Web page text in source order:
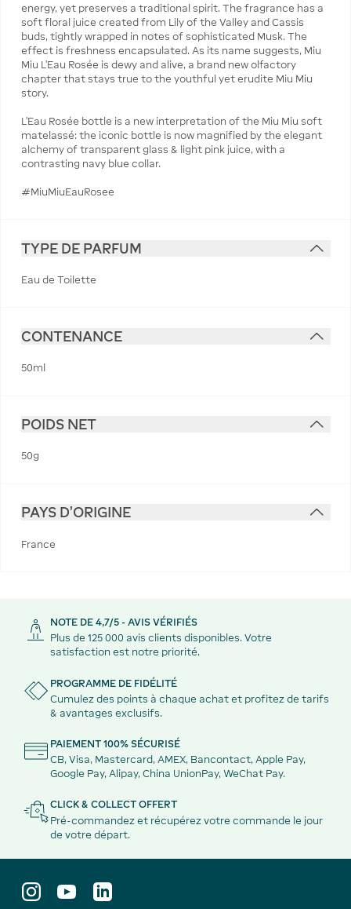
energy, yet preserves a traditional spirit. The fragrance has a
soft floral juice created from Lily of the Valley and Cassis
buds, tightly wrapped in notes of sophisticated Musk. The
effect is freshness encapsulated. As its name suggests, Miu
Miu L’Eau Rosée is dewy and alive, a brand new olfactory
chapter that stays true to the youthful yet erudite Miu Miu
story.
L’Eau Rosée bottle is a new interpretation of the Miu Miu soft
matelassé: the iconic bottle is now magnified by the elegant
alchemy of transparent glass & light pink juice, with a
contrasting navy blue collar.
#MiuMiuEauRosee
TYPE DE PARFUM
Eau de Toilette
CONTENANCE
50ml
POIDS NET
50g
PAYS D'ORIGINE
France
NOTE DE 4,7/5 - AVIS VÉRIFIÉS
Plus de 125 000 avis clients disponibles. Votre
satisfaction est notre priorité.
PROGRAMME DE FIDÉLITÉ
Cumulez des points à chaque achat et profitez de tarifs
& avantages exclusifs.
PAIEMENT 100% SÉCURISÉ
CB, Visa, Mastercard, AMEX, Bancontact, Apple Pay,
Google Pay, Alipay, China UnionPay, WeChat Pay.
CLICK & COLLECT OFFERT
Pré-commandez et récupérez votre commande le jour
de votre départ.